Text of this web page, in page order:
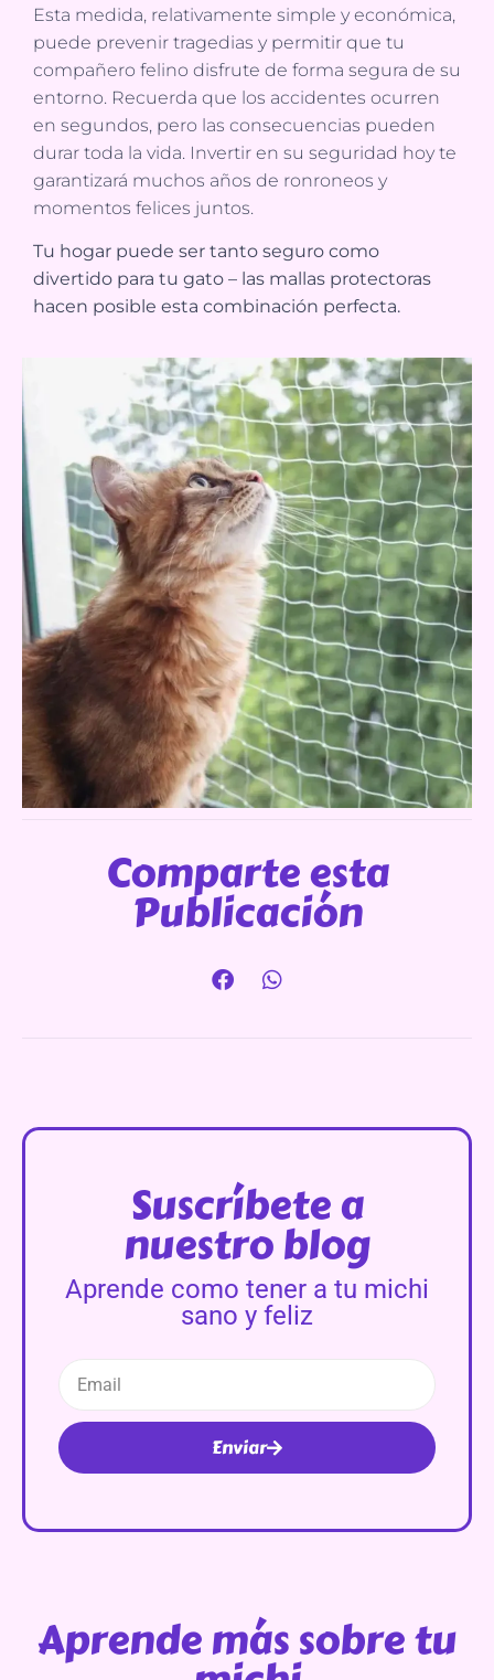
Esta medida, relativamente simple y económica,
puede prevenir tragedias y permitir que tu
compañero felino disfrute de forma segura de su
entorno. Recuerda que los accidentes ocurren
en segundos, pero las consecuencias pueden
durar toda la vida. Invertir en su seguridad hoy te
garantizará muchos años de ronroneos y
momentos felices juntos.
Tu hogar puede ser tanto seguro como
divertido para tu gato – las mallas protectoras
hacen posible esta combinación perfecta.
Comparte esta
Publicación
Suscríbete a
nuestro blog
Aprende como tener a tu michi
sano y feliz
Enviar
Aprende más sobre tu